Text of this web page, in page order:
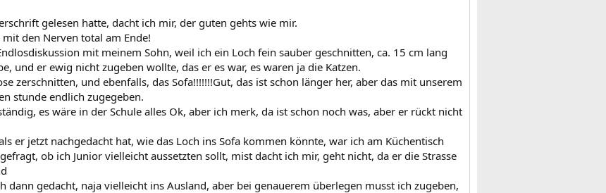
gelesen hatte, dacht ich mir, der guten gehts wie mir.
den Nerven total am Ende!
mit meinem Sohn, weil ich ein Loch fein sauber geschnitten, ca. 15 cm lang
und er ewig nicht zugeben wollte, das er es war, es waren ja die Katzen.
zerschnitten, und ebenfalls, das Sofa!!!!!!!Gut, das ist schon länger her, aber das mit unserem
stunde endlich zugegeben.
es wäre in der Schule alles Ok, aber ich merk, da ist schon noch was, aber er rückt nicht
er jetzt nachgedacht hat, wie das Loch ins Sofa kommen könnte, war ich am Küchentisch
ob ich Junior vielleicht aussetzten sollt, mist dacht ich mir, geht nicht, da er die Strasse
dann gedacht, naja vielleicht ins Ausland, aber bei genauerem überlegen musst ich zugeben,